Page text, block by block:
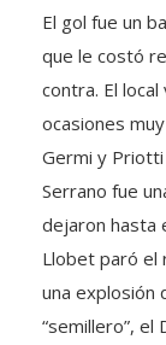
El gol fue un
que le costó
contra. El
ocasiones
Germi y Priotti
Serrano fue
dejaron hasta
Llobet paró el
una explosión
“semillero”, el